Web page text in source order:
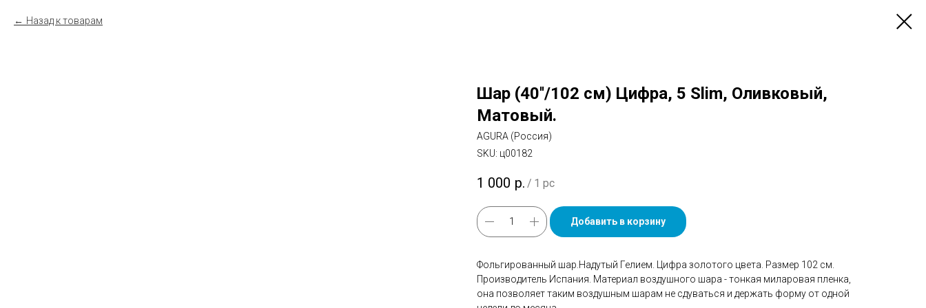
Назад к товарам
Шар (40''/102 см) Цифра, 5 Slim, Оливковый,
Матовый.
AGURA (Россия)
SKU: ц00182
1 000 р. / 1 pc
Добавить в корзину
Фольгированный шар.Надутый Гелием. Цифра золотого цвета. Размер 102 см.
Производитель Испания. Материал воздушного шара - тонкая миларовая пленка,
она позволяет таким воздушным шарам не сдуваться и держать форму от одной